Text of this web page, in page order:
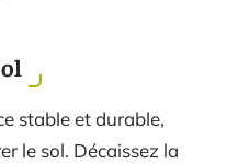
stable et durable,
le sol. Décaissez la